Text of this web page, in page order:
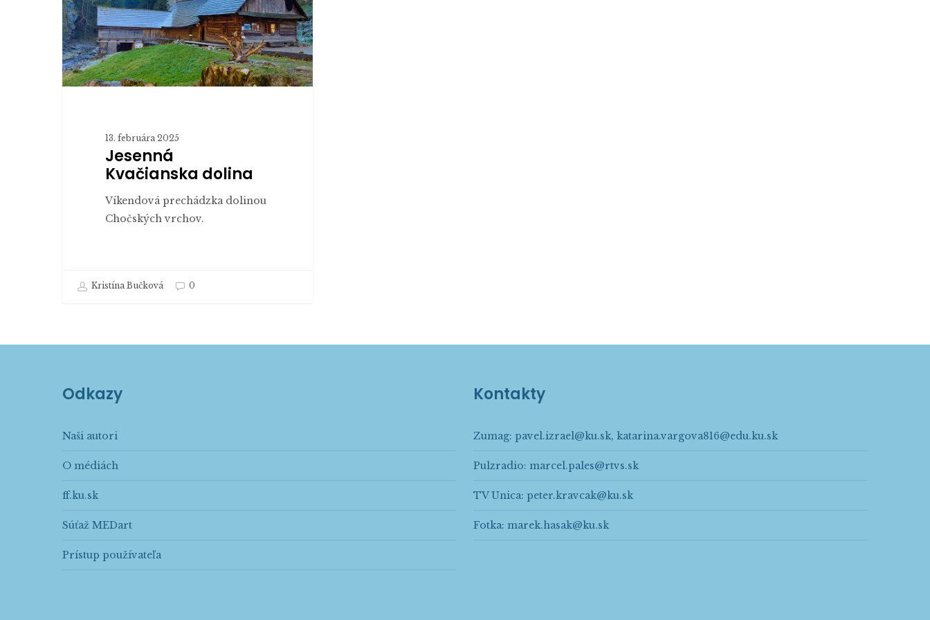
13. februára 2025
Jesenná
Kvačianska dolina
Víkendová prechádzka dolinou
Chočských vrchov.
Kristína Bučková 0
Odkazy
Naši autori
O médiách
ff.ku.sk
Súťaž MEDart
Prístup používateľa
Kontakty
Zumag: pavel.izrael@ku.sk, katarina.vargova816@edu.ku.sk
Pulzradio: marcel.pales@rtvs.sk
TV Unica: peter.kravcak@ku.sk
Fotka: marek.hasak@ku.sk